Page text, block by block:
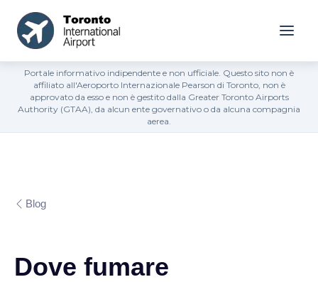
Portale informativo indipendente e non ufficiale. Questo sito non è
affiliato all'Aeroporto Internazionale Pearson di Toronto, non è
approvato da esso e non è gestito dalla Greater Toronto Airports
Authority (GTAA), da alcun ente governativo o da alcuna compagnia
aerea.
Blog
Dove fumare